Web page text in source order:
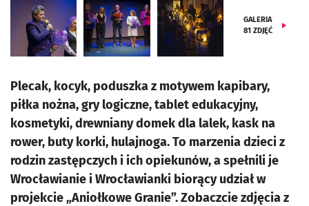
GALERIA
81 ZDJĘĆ
Plecak, kocyk, poduszka z motywem kapibary,
piłka nożna, gry logiczne, tablet edukacyjny,
kosmetyki, drewniany domek dla lalek, kask na
rower, buty korki, hulajnoga. To marzenia dzieci z
rodzin zastępczych i ich opiekunów, a spełnili je
Wrocławianie i Wrocławianki biorący udział w
projekcie „Aniołkowe Granie”. Zobaczcie zdjęcia z